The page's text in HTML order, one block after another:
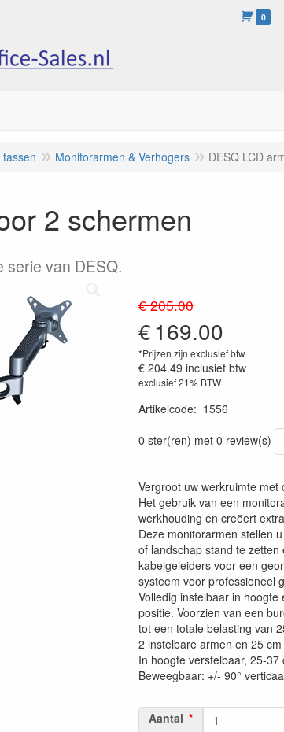
0
Monitorarmen & Verhogers DESQ LCD
2 schermen
serie van DESQ.
€ 205.00
€169.00
*Prijzen zijn exclusief btw
€ 204.49 inclusief btw
exclusief 21% BTW
Artikelcode: 1556
0 ster(ren) met 0 review(s)
Vergroot uw werkruimte
Het gebruik van een
werkhouding en creëert
Deze monitorarmen stellen
of landschap stand te
kabelgeleiders voor een
systeem voor professioneel
Volledig instelbaar in
positie. Voorzien van een
tot een totale belasting van
2 instelbare armen en 25 cm
In hoogte verstelbaar, 25-37
Beweegbaar: +/- 90°
Aantal